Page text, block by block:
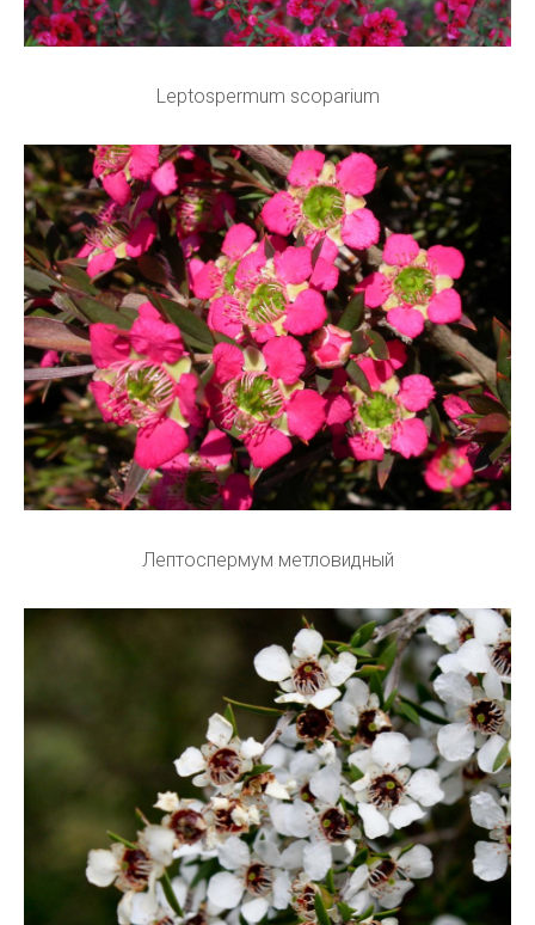
Leptospermum scoparium
Лептоспермум метловидный